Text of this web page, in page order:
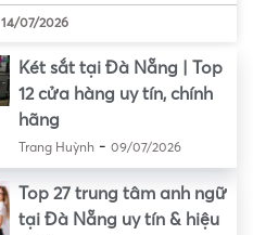
14/07/2026
Két sắt tại Đà Nẵng | Top
12 cửa hàng uy tín, chính
hãng
Trang Huỳnh- 09/07/2026
Top 27 trung tâm anh ngữ
tại Đà Nẵng uy tín & hiệu